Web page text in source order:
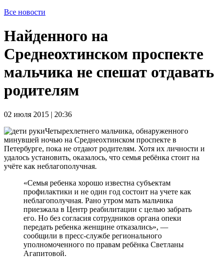
Все новости
Найденного на
Среднеохтинском проспекте
мальчика не спешат отдавать
родителям
02 июля 2015 | 20:36
Четырехлетнего мальчика, обнаруженного
минувшей ночью на Среднеохтинском проспекте в
Петербурге, пока не отдают родителям. Хотя их личности и
удалось установить, оказалось, что семья ребёнка стоит на
учёте как неблагополучная.
«Семья ребенка хорошо известна субъектам
профилактики и не один год состоит на учете как
неблагополучная. Рано утром мать мальчика
приезжала в Центр реабилитации с целью забрать
его. Но без согласия сотрудников органа опеки
передать ребенка женщине отказались», —
сообщили в пресс-службе регионального
уполномоченного по правам ребёнка Светланы
Агапитовой.